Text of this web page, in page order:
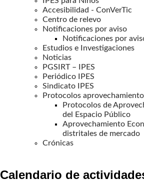
Accesibilidad - ConVerTic
Centro de relevo
Notificaciones por aviso
Notificaciones por
Estudios e Investigaciones
Noticias
PGSIRT – IPES
Periódico IPES
Sindicato IPES
Protocolos
Protocolos de
del Espacio Público
Aprovechamiento
distritales de mercado
Crónicas
Calendario de